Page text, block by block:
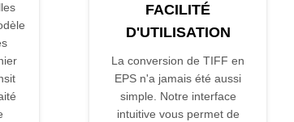
FACILITÉ
D'UTILISATION
La conversion de TIFF en
EPS n'a jamais été aussi
simple. Notre interface
intuitive vous permet de